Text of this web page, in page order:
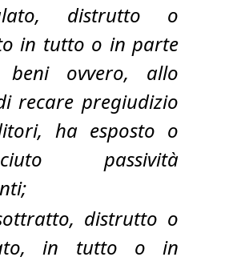
distrutto o
in tutto o in parte
ovvero, allo
recare pregiudizio
ha esposto o
passività
distrutto o
in tutto o in